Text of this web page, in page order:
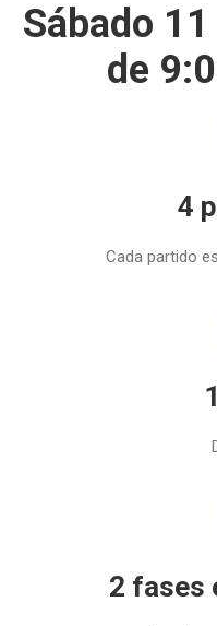
Sábado
de
4
Cada partido
2 fases